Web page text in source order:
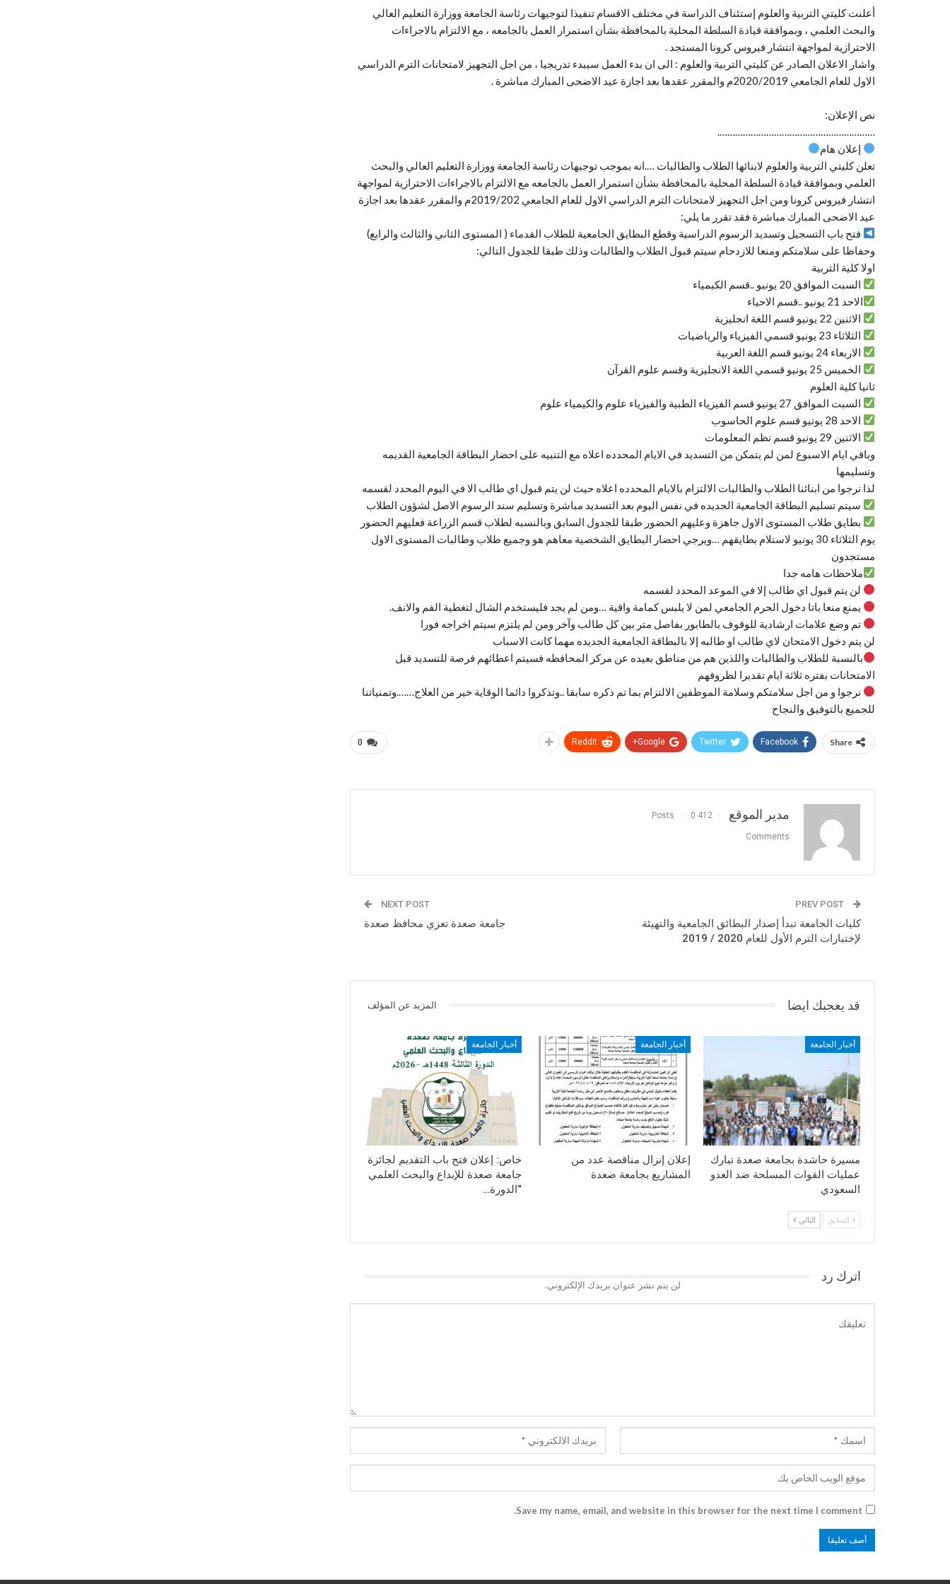
أعلنت كليتي التربية والعلوم إستئناف الدراسة في مختلف الاقسام تنفيذا لتوجيهات رئاسة الجامعة ووزارة التعليم العالي
والبحث العلمي ، وبموافقة قيادة السلطة المحلية بالمحافظة بشأن استمرار العمل بالجامعه ، مع الالتزام بالاجراءات
الاحترازية لمواجهة انتشار فيروس كرونا المستجد .
واشار الاعلان الصادر عن كليتي التربية والعلوم : الى ان بدء العمل سيبدء تدريجيا ، من اجل التجهيز لامتحانات الترم الدراسي
الاول للعام الجامعي 2020/2019م والمقرر عقدها بعد اجازة عيد الاضحى المبارك مباشرة .
نص الإعلان:
…………………………………………………….
إعلان هام
تعلن كليتي التربية والعلوم لابنائها الطلاب والطالبات ….انه بموجب توجيهات رئاسة الجامعة ووزارة التعليم العالي والبحث
العلمي وبموافقة قيادة السلطة المحلية بالمحافظة بشأن استمرار العمل بالجامعه مع الالتزام بالاجراءات الاحترازية لمواجهة
انتشار فيروس كرونا ومن اجل التجهيز لامتحانات الترم الدراسي الاول للعام الجامعي 2019/202م والمقرر عقدها بعد اجازة
عيد الاضحى المبارك مباشرة فقد تقرر ما يلي:
فتح باب التسجيل وتسديد الرسوم الدراسية وقطع البطايق الجامعية للطلاب القدماء ( المستوى الثاني والثالث والرابع)
وحفاظا على سلامتكم ومنعا للازدحام سيتم قبول الطلاب والطالبات وذلك طبقا للجدول التالي:
اولا كلية التربية
السبت الموافق 20 يونيو ..قسم الكيمياء
الاحد 21 يونيو ..قسم الاحياء
الاثنين 22 يونيو قسم اللغة انجليزية
الثلاثاء 23 يونيو قسمي الفيزياء والرياضيات
الاربعاء 24 يونيو قسم اللغة العربية
الخميس 25 يونيو قسمي اللغة الانجليزية وقسم علوم القرآن
ثانيا كلية العلوم
السبت الموافق 27 يونيو قسم الفيزياء الطبية والفيزياء علوم والكيمياء علوم
الاحد 28 يونيو قسم علوم الحاسوب
الاثنين 29 يونيو قسم نظم المعلومات
وباقي ايام الاسبوع لمن لم يتمكن من التسديد في الايام المحدده اعلاه مع التنبيه على احضار البطاقة الجامعية القديمه
وتسليمها
لذا نرجوا من ابنائنا الطلاب والطالبات الالتزام بالايام المحدده اعلاه حيث لن يتم قبول اي طالب الا في اليوم المحدد لقسمه
سيتم تسليم البطاقة الجامعية الجديده في نفس اليوم بعد التسديد مباشرة وتسليم سند الرسوم الاصل لشؤون الطلاب
بطايق طلاب المستوى الاول جاهزة وعليهم الحضور طبقا للجدول السابق وبالنسبه لطلاب قسم الزراعة فعليهم الحضور
يوم الثلاثاء 30 يونيو لاستلام بطايقهم …ويرجي احضار البطايق الشخصية معاهم هو وجميع طلاب وطالبات المستوى الاول
مستجدون
ملاحظات هامه جدا
لن يتم قبول اي طالب إلا في الموعد المحدد لقسمه
يمنع منعا باتا دخول الحرم الجامعي لمن لا يلبس كمامة واقية …ومن لم يجد فليستخدم الشال لتغطية الفم والانف.
تم وضع علامات ارشادية للوقوف بالطابور بفاصل متر بين كل طالب وآخر ومن لم يلتزم سيتم اخراجه فورا
لن يتم دخول الامتحان لاي طالب او طالبه إلا بالبطاقة الجامعية الجديده مهما كانت الاسباب
بالنسبة للطلاب والطالبات واللذين هم من مناطق بعيده عن مركز المحافظه فسيتم اعطائهم فرصة للتسديد قبل
الامتحانات بفتره ثلاثة ايام تقديرا لظروفهم
نرجوا و من اجل سلامتكم وسلامة الموظفين الالتزام بما تم ذكره سابقا ..وتذكروا دائما الوقاية خير من العلاج…….وتمنياتنا
للجميع بالتوفيق والنجاح
0 Share
Facebook
Twitter
Google+
ReddIt
مدير الموقع 412 Posts
0
Comments
كليات الجامعة تبدأ إصدار البطائق الجامعية والتهيئة
لإختبارات الترم الأول للعام 2020 / 2019
NEXT POST
جامعة صعدة تعزي محافظ صعدة
قد يعجبك ايضا المزيد عن المؤلف
أخبار الجامعة
مسيرة حاشدة بجامعة صعدة تبارك
عمليات القوات المسلحة ضد العدو
السعودي
أخبار الجامعة
إعلان إنزال مناقصة عدد من
المشاريع بجامعة صعدة
أخبار الجامعة
خاص: إعلان فتح باب التقديم لجائزة
جامعة صعدة للإبداع والبحث العلمي
“الدورة…
السابق التالي
اترك رد
لن يتم نشر عنوان بريدك الإلكتروني.
Save my name, email, and website in this browser for the next time I comment.